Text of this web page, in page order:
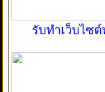
รับทำเว็บไซต์